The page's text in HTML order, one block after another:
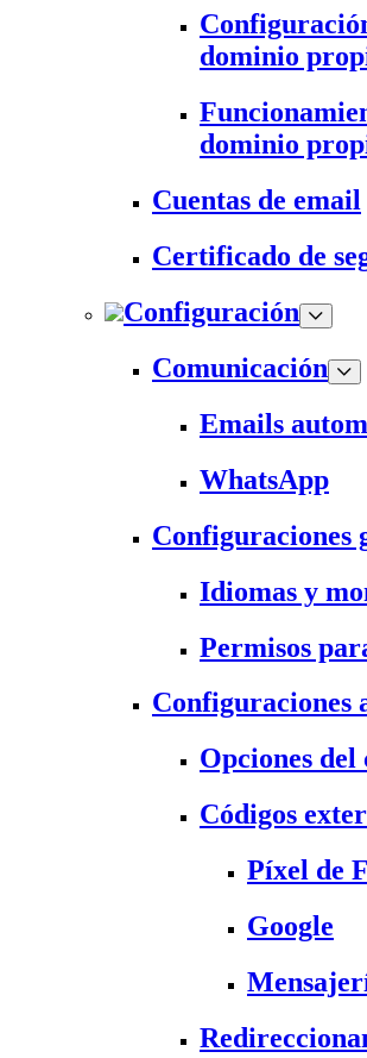
dominio
dominio
Cuentas de email
Certificado de
Configuración
Comunicación
Emails
WhatsApp
Configuraciones
Idiomas y
Permisos
Configuraciones
Opciones del
Códigos
Píxel de
Google